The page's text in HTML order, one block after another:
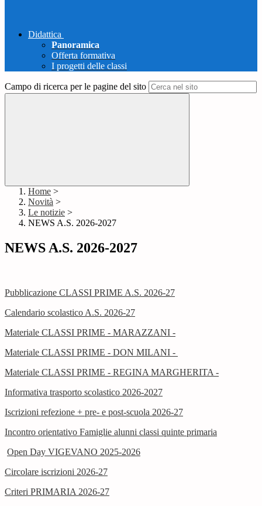
Didattica
Panoramica
Offerta formativa
I progetti delle classi
Campo di ricerca per le pagine del sito
Home >
Novità >
Le notizie >
NEWS A.S. 2026-2027
NEWS A.S. 2026-2027
Pubblicazione CLASSI PRIME A.S. 2026-27
Calendario scolastico A.S. 2026-27
Materiale CLASSI PRIME - MARAZZANI -
Materiale CLASSI PRIME - DON MILANI -
Materiale CLASSI PRIME - REGINA MARGHERITA -
Informativa trasporto scolastico 2026-2027
Iscrizioni refezione + pre- e post-scuola 2026-27
Incontro orientativo Famiglie alunni classi quinte primaria
Open Day VIGEVANO 2025-2026
Circolare iscrizioni 2026-27
Criteri PRIMARIA 2026-27